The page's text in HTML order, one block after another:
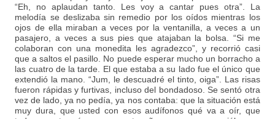
“Eh, no aplaudan tanto. Les voy a cantar pues otra”. La
melodía se deslizaba sin remedio por los oídos mientras los
ojos de ella miraban a veces por la ventanilla, a veces a un
pasajero, a veces a sus pies que atajaban la bolsa. “Si me
colaboran con una monedita les agradezco”, y recorrió casi
que a saltos el pasillo. No puede esperar mucho un borracho a
las cuatro de la tarde. El que estaba a su lado fue el único que
extendió la mano. “Jum, le descuadré el tinto, oiga”. Las risas
fueron rápidas y furtivas, incluso del bondadoso. Se sentó otra
vez de lado, ya no pedía, ya nos contaba: que la situación está
muy dura, que usted con esos audífonos qué va a oír, que